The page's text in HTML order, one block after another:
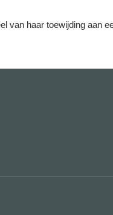
van haar toewijding aan